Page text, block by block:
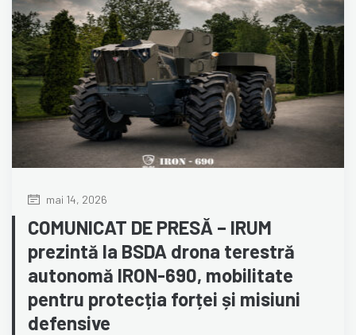
mai 14, 2026
COMUNICAT DE PRESĂ – IRUM
prezintă la BSDA drona terestră
autonomă IRON-690, mobilitate
pentru protecția forței și misiuni
defensive